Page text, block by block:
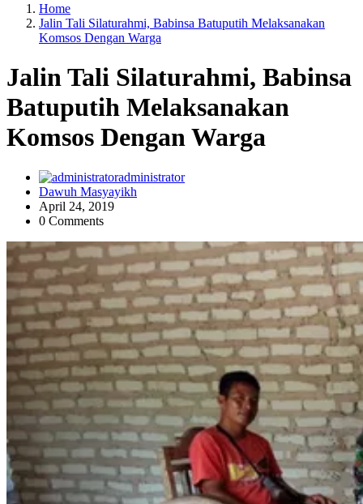
Home
Jalin Tali Silaturahmi, Babinsa Batuputih Melaksanakan
Komsos Dengan Warga
Jalin Tali Silaturahmi, Babinsa
Batuputih Melaksanakan
Komsos Dengan Warga
administrator
Dawuh Masyayikh
April 24, 2019
0 Comments